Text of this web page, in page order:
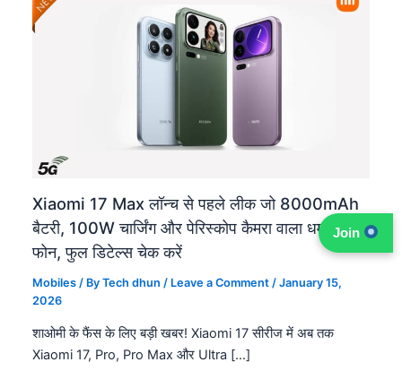
Xiaomi 17 Max लॉन्च से पहले लीक जो 8000mAh
बैटरी, 100W चार्जिंग और पेरिस्कोप कैमरा वाला धमाकेदार
फोन, फुल डिटेल्स चेक करें
Mobiles / ByTech dhun / Leave a Comment /January 15,
2026
शाओमी के फैंस के लिए बड़ी खबर! Xiaomi 17 सीरीज में अब तक
Xiaomi 17, Pro, Pro Max और Ultra […]
Join